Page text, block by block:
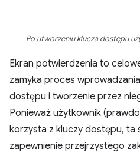
Po utworzeniu klucza dostępu
Ekran potwierdzenia to
zamyka proces
dostępu i tworzenie przez
Ponieważ użytkownik
korzysta z kluczy dostępu, ta
zapewnienie przejrzystego